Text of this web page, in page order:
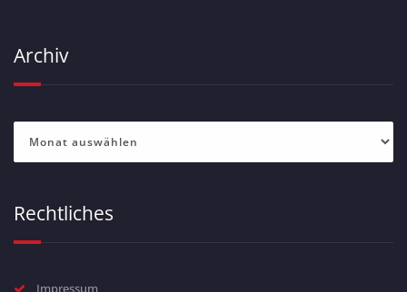
Archiv
Rechtliches
Impressum